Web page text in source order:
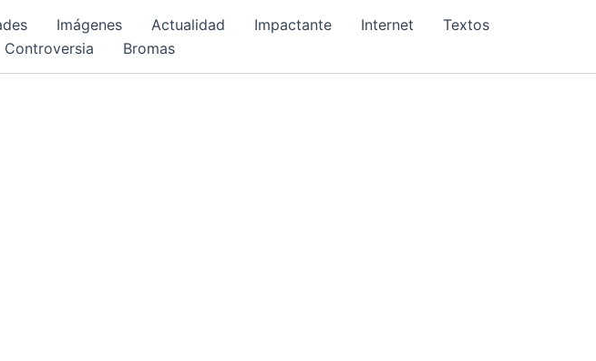
Imágenes Actualidad Impactante Internet
Textos
Controversia Bromas